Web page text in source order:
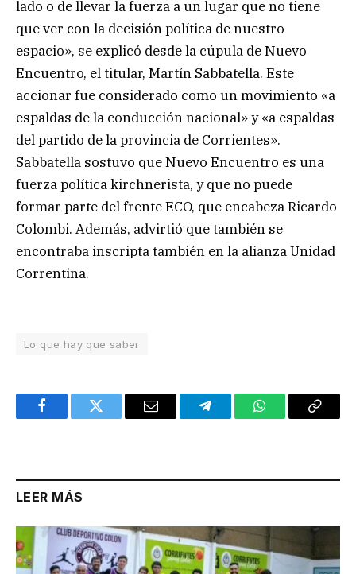
lado o de llevar la fuerza a un lugar que no tiene
que ver con la decisión política de nuestro
espacio», se explicó desde la cúpula de Nuevo
Encuentro, el titular, Martín Sabbatella. Este
accionar fue considerado como un movimiento «a
espaldas de la conducción nacional» y «a espaldas
del partido de la provincia de Corrientes».
Sabbatella sostuvo que Nuevo Encuentro es una
fuerza política kirchnerista, y que no puede
formar parte del frente ECO, que encabeza Ricardo
Colombi. Además, advirtió que también se
encontraba inscripta también en la alianza Unidad
Correntina.
Lo que hay que saber
FacebookTwitter Email TelegramWhatsAppCopy
LEER MÁS